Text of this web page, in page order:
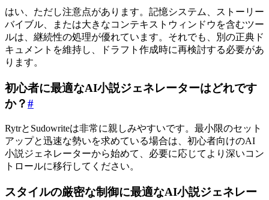
はい、ただし注意点があります。記憶システム、ストーリー
バイブル、または大きなコンテキストウィンドウを含むツー
ルは、継続性の処理が優れています。それでも、別の正典ド
キュメントを維持し、ドラフト作成時に再検討する必要があ
ります。
初心者に最適なAI小説ジェネレーターはどれです
か？#
RytrとSudowriteは非常に親しみやすいです。最小限のセット
アップと迅速な勢いを求めている場合は、初心者向けのAI
小説ジェネレーターから始めて、必要に応じてより深いコン
トロールに移行してください。
スタイルの厳密な制御に最適なAI小説ジェネレー